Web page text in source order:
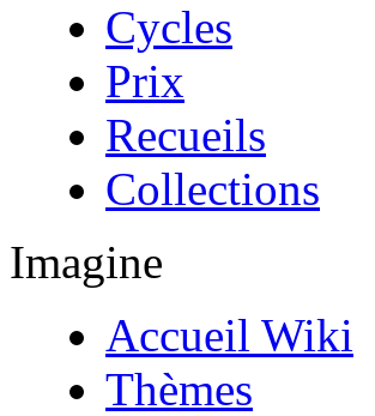
Cycles
Prix
Recueils
Collections
Imagine
Accueil Wiki
Thèmes